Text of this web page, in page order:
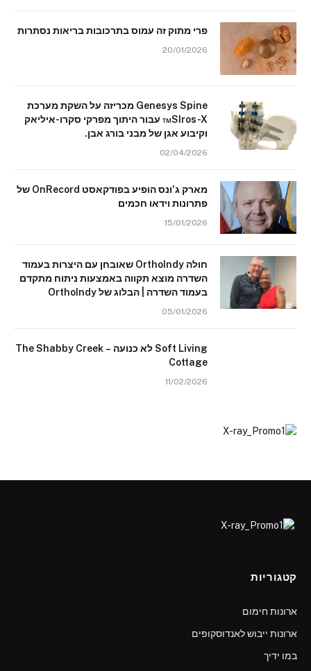
פרי מתוק זה עמוס בתרכובות בריאות נסתרות
20/01/2026
Genesys Spine מכריזה על השקת מערכת
SIros-X™ עבור היתוך מפרקי סקרו-איליאק
וקיבוע אגן של מבני בורג אבן.
02/04/2026
מארק ג'ונס הופיע בפודקאסט OnRecord של
פתרונות וידאו חכמים
15/01/2026
חולה OrthoIndy שאובחן עם היצרות בעמוד
השדרה מוצא תקווה באמצעות ניתוח מתקדם
בעמוד השדרה | הבלוג של OrthoIndy
05/01/2026
Soft Living לא כנועה – The Shabby Creek
Cottage
11/02/2026
קטגוריות
ארונות חימום
ארונות ייבוש לאנדוסקופים
במו ידיך